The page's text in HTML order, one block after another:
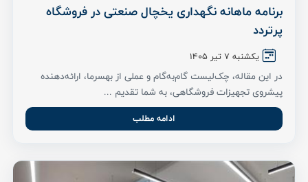
برنامه ماهانه نگهداری یخچال صنعتی در فروشگاه
پرتردد
یکشنبه 7 تیر ۱۴۰۵
در این مقاله، چک‌لیست گام‌به‌گام و عملی از بهسرما، ارائه‌دهنده
پیشروی تجهیزات فروشگاهی، به شما تقدیم ...
ادامه مطلب